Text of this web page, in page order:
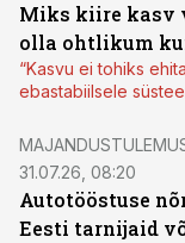
Miks kiire kasv
olla ohtlikum
“Kasvu ei tohiks
ebastabiilsele
31.07.26, 08:20
Autotööstuse
Eesti tarnijaid